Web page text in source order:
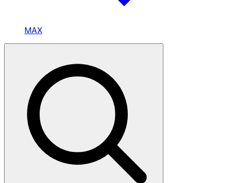
MAX